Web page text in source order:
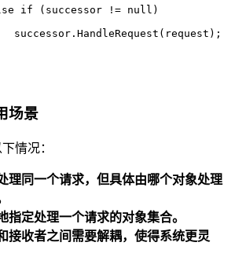
if (successor != null )
successor.HandleRequest(request);
场景
情况：
理同一个请求，但具体由哪个对象处理
指定处理一个请求的对象集合。
接收者之间需要解耦，使得系统更灵